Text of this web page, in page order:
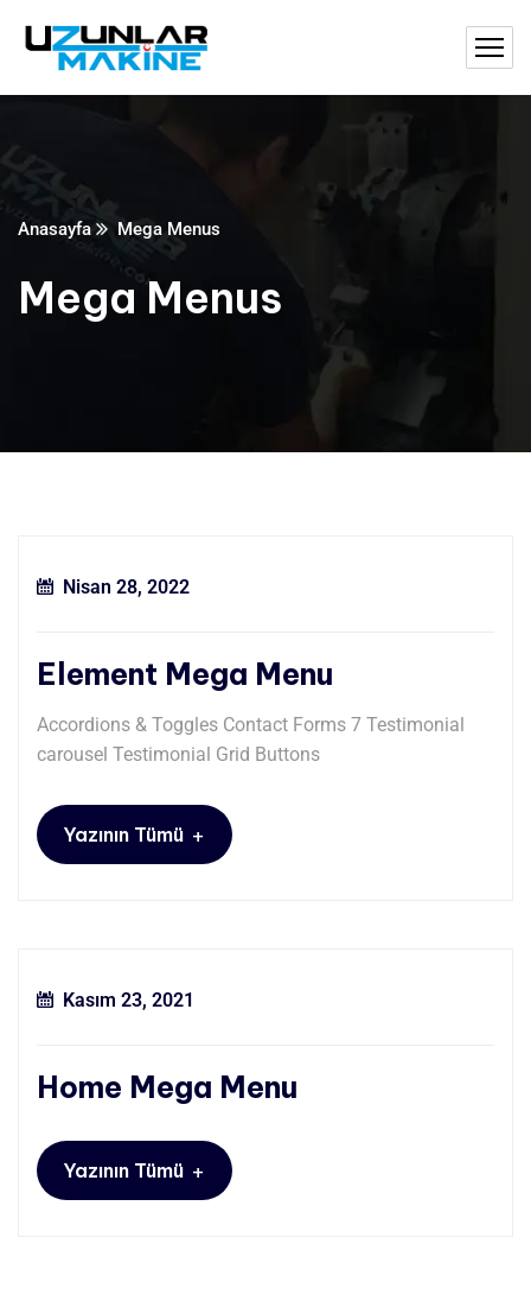
Anasayfa Mega Menus
Mega Menus
Nisan 28, 2022
Element Mega Menu
Accordions & Toggles Contact Forms 7 Testimonial
carousel Testimonial Grid Buttons
Yazının Tümü +
Kasım 23, 2021
Home Mega Menu
Yazının Tümü +